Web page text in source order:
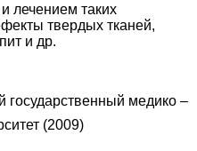
лечением таких
твердых тканей,
и др.
государственный медико –
(2009)